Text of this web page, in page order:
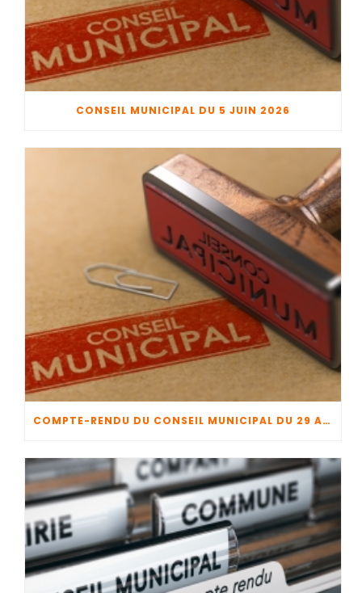
CONSEIL MUNICIPAL DU 5 JUIN 2026
COMPTE-RENDU DU CONSEIL MUNICIPAL DU 29 AVRIL 2026 + CFU 2025 + BUDGET 2026